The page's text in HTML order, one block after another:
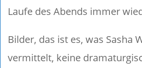
Laufe des Abends immer
Bilder, das ist es, was Sasha
vermittelt, keine